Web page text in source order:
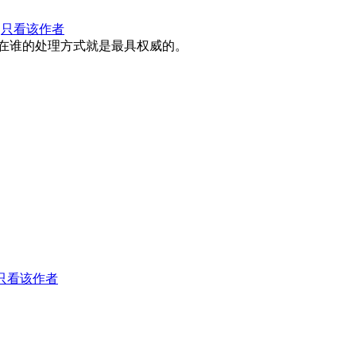
只看该作者
的处理方式就是最具权威的。
看该作者